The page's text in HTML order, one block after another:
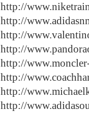
http://
http://
http://
http://
http://
http://
http://
http://